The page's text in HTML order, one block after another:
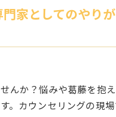
家としてのやり
んか？悩みや葛藤を
。カウンセリングの現